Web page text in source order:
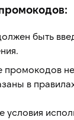
быть
в
условия